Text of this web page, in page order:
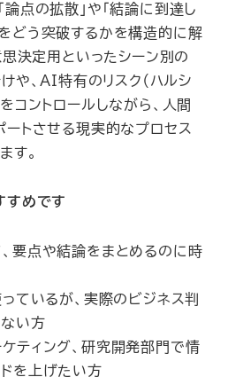
点の拡散」や「結論に到達し
どう突破するかを構造的に解
思決定用といったシーン別の
や、AI特有のリスク（ハルシ
コントロールしながら、人間
トさせる現実的なプロセス
す。
すめです
要点や結論をまとめるのに時
ているが、実際のビジネス判
い方
ティング、研究開発部門で情
を上げたい方